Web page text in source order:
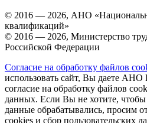
© 2016 — 2026, АНО
квалификаций»
© 2016 — 2026, Министерство
Российской Федерации
Согласие на обработку файлов
использовать сайт, Вы даете
согласие на обработку файлов
данных. Если Вы не хотите,
данные обрабатывались, просим
cookies и сбор пользовательских